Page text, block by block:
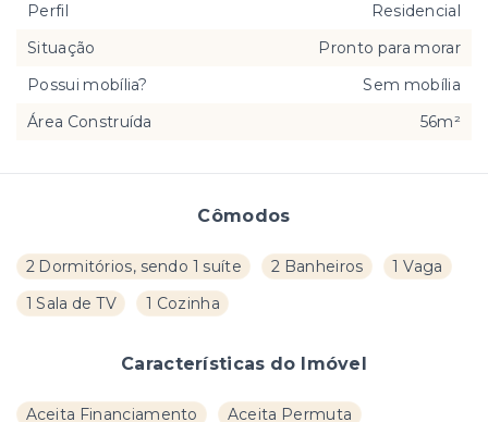
Cômodos
2 Dormitórios, sendo 1 suíte 2 Banheiros
1 Vaga
1 Sala de TV
1 Cozinha
Características do Imóvel
Aceita Financiamento Aceita Permuta
Perfil
Residencial
Situação
Pronto para morar
Possui mobília?
Sem mobília
Área Construída
56m²